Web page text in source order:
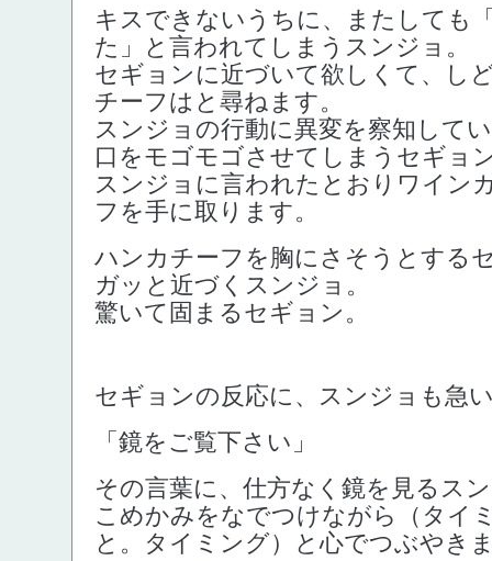
キスできないうちに、またしても
た」と言われてしまうスンジョ。
セギョンに近づいて欲しくて、し
チーフはと尋ねます。
スンジョの行動に異変を察知して
口をモゴモゴさせてしまうセギョ
スンジョに言われたとおりワイン
フを手に取ります。
ハンカチーフを胸にさそうとする
ガッと近づくスンジョ。
驚いて固まるセギョン。
セギョンの反応に、スンジョも急
「鏡をご覧下さい」
その言葉に、仕方なく鏡を見るス
こめかみをなでつけながら（タイ
と。タイミング）と心でつぶやき